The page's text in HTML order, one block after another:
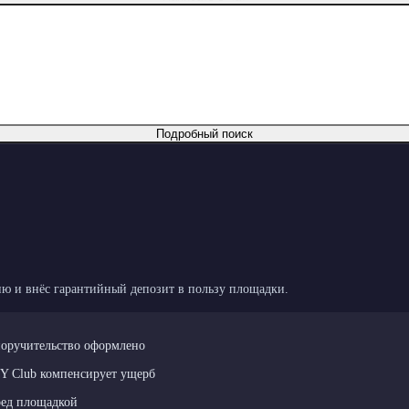
Подробный поиск
и внёс гарантийный депозит в пользу площадки.
оформлено
Club компенсирует ущерб
площадкой